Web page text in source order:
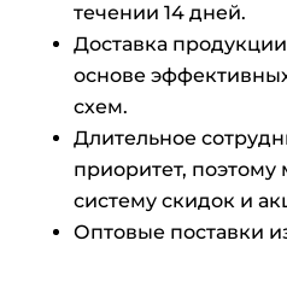
течении 14 дней.
Доставка
основе
схем.
Длительное
приоритет, поэтому
систему скидок и
Оптовые поставки